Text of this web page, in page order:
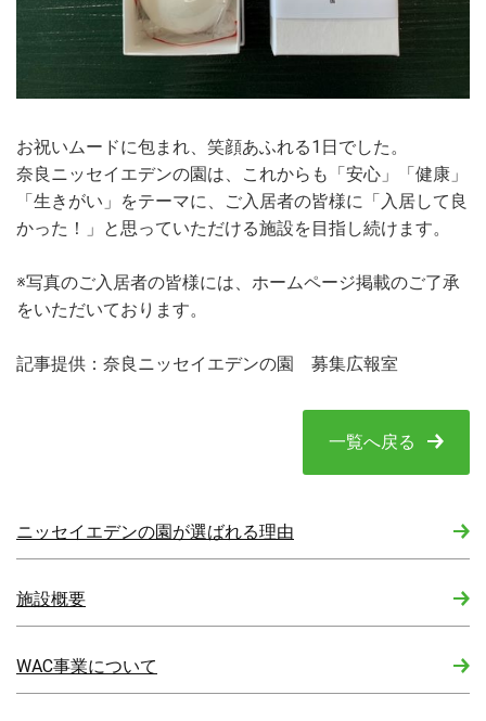
お祝いムードに包まれ、笑顔あふれる1日でした。
奈良ニッセイエデンの園は、これからも「安心」「健康」
「生きがい」をテーマに、ご入居者の皆様に「入居して良
かった！」と思っていただける施設を目指し続けます。
※写真のご入居者の皆様には、ホームページ掲載のご了承
をいただいております。
記事提供：奈良ニッセイエデンの園 募集広報室
一覧へ戻る
ニッセイエデンの園が選ばれる理由
施設概要
WAC事業について